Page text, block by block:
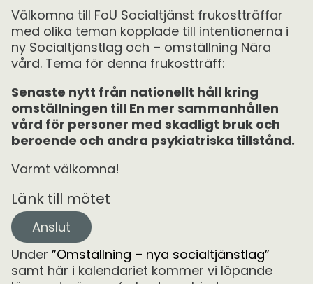
Välkomna till FoU Socialtjänst frukostträffar
med olika teman kopplade till intentionerna i
ny Socialtjänstlag och – omställning Nära
vård. Tema för denna frukostträff:
Senaste nytt från nationellt håll kring
omställningen till En mer sammanhållen
vård för personer med skadligt bruk och
beroende och andra psykiatriska tillstånd.
Varmt välkomna!
Länk till mötet
Anslut
Under ”Omställning – nya socialtjänstlag”
samt här i kalendariet kommer vi löpande